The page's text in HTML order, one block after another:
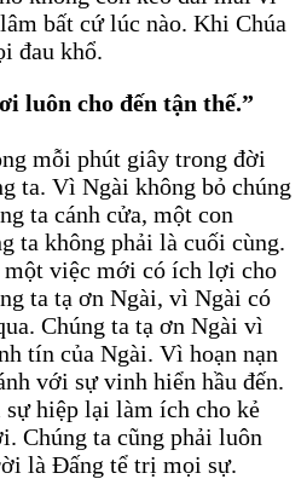
bất cứ lúc nào. Khi Chúa
đau khổ.
luôn cho đến tận thế.”
mỗi phút giây trong đời
ta. Vì Ngài không bỏ chúng
ta cánh cửa, một con
ta không phải là cuối cùng.
việc mới có ích lợi cho
ta tạ ơn Ngài, vì Ngài có
Chúng ta tạ ơn Ngài vì
tín của Ngài. Vì hoạn nạn
với sự vinh hiển hầu đến.
hiệp lại làm ích cho kẻ
Chúng ta cũng phải luôn
là Đấng tể trị mọi sự.